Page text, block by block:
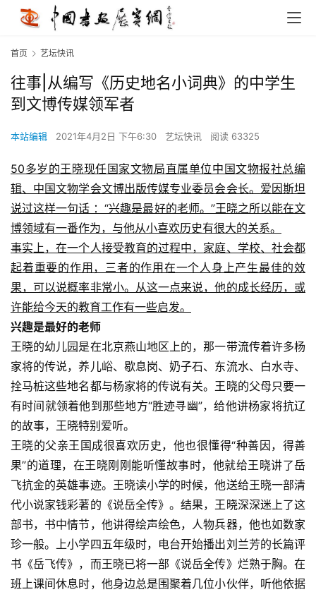
首页 艺坛快讯
往事|从编写《历史地名小词典》的中学生
到文博传媒领军者
本站编辑 2021年4月2日 下午6:30 艺坛快讯 阅读 63325
50多岁的王晓现任国家文物局直属单位中国文物报社总编
辑、中国文物学会文博出版传媒专业委员会会长。爱因斯坦
说过这样一句话 ：“兴趣是最好的老师。”王晓之所以能在文
博领域有一番作为，与他从小喜欢历史有很大的关系。
事实上，在一个人接受教育的过程中，家庭、学校、社会都
起着重要的作用，三者的作用在一个人身上产生最佳的效
果，可以说概率非常小。从这一点来说，他的成长经历，或
许能给今天的教育工作有一些启发。
兴趣是最好的老师
王晓的幼儿园是在北京燕山地区上的，那一带流传着许多杨
家将的传说，养儿峪、歇息岗、奶子石、东流水、白水寺、
拴马桩这些地名都与杨家将的传说有关。王晓的父母只要一
有时间就领着他到那些地方“胜迹寻幽”，给他讲杨家将抗辽
的故事，王晓特别爱听。
王晓的父亲王国成很喜欢历史，他也很懂得“种善因，得善
果”的道理，在王晓刚刚能听懂故事时，他就给王晓讲了岳
飞抗金的英雄事迹。王晓读小学的时候，他送给王晓一部清
代小说家钱彩著的《说岳全传》。结果，王晓深深迷上了这
部书，书中情节，他讲得绘声绘色，人物兵器，他也如数家
珍一般。上小学四五年级时，电台开始播出刘兰芳的长篇评
书《岳飞传》，而王晓已将一部《说岳全传》烂熟于胸。在
班上课间休息时，他身边总是围聚着几位小伙伴，听他依据